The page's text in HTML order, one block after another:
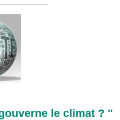
le climat ? "